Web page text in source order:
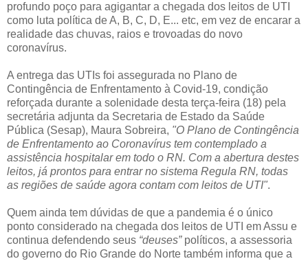
profundo poço para agigantar a chegada dos leitos de UTI
como luta política de A, B, C, D, E... etc, em vez de encarar a
realidade das chuvas, raios e trovoadas do novo
coronavírus.
A entrega das UTIs foi assegurada no Plano de
Contingência de Enfrentamento à Covid-19, condição
reforçada durante a solenidade desta terça-feira (18) pela
secretária adjunta da Secretaria de Estado da Saúde
Pública (Sesap), Maura Sobreira, "O Plano de Contingência
de Enfrentamento ao Coronavírus tem contemplado a
assistência hospitalar em todo o RN. Com a abertura destes
leitos, já prontos para entrar no sistema Regula RN, todas
as regiões de saúde agora contam com leitos de UTI".
Quem ainda tem dúvidas de que a pandemia é o único
ponto considerado na chegada dos leitos de UTI em Assu e
continua defendendo seus “deuses”políticos, a assessoria
do governo do Rio Grande do Norte também informa que a